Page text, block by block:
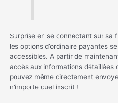
Surprise en se connectant sur sa
les options d’ordinaire payantes
accessibles. A partir de
accès aux informations détaillées
pouvez même directement
n’importe quel inscrit !